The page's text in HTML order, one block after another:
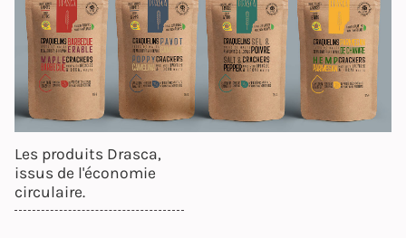
Les produits Drasca,
issus de l'économie
circulaire.